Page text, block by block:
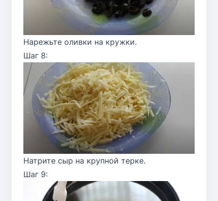
Нарежьте оливки на кружки.
Шаг 8:
Натрите сыр на крупной терке.
Шаг 9: